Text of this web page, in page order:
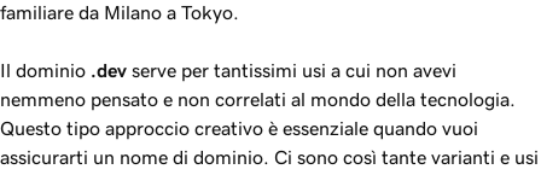
familiare da Milano a Tokyo.
Il dominio .dev serve per tantissimi usi a cui non avevi
nemmeno pensato e non correlati al mondo della tecnologia.
Questo tipo approccio creativo è essenziale quando vuoi
assicurarti un nome di dominio. Ci sono così tante varianti e usi